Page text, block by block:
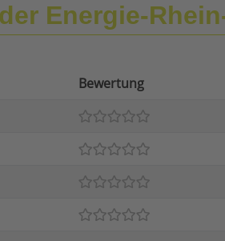
Energie-
Bewertung